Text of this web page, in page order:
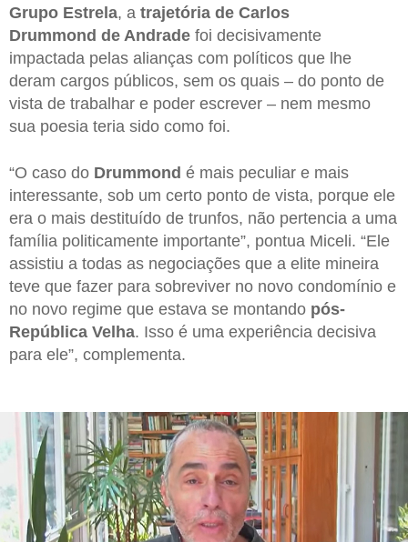
Grupo Estrela, a trajetória de Carlos
Drummond de Andrade foi decisivamente
impactada pelas alianças com políticos que lhe
deram cargos públicos, sem os quais – do ponto de
vista de trabalhar e poder escrever – nem mesmo
sua poesia teria sido como foi.
“O caso do Drummond é mais peculiar e mais
interessante, sob um certo ponto de vista, porque ele
era o mais destituído de trunfos, não pertencia a uma
família politicamente importante”, pontua Miceli. “Ele
assistiu a todas as negociações que a elite mineira
teve que fazer para sobreviver no novo condomínio e
no novo regime que estava se montando pós-
República Velha. Isso é uma experiência decisiva
para ele”, complementa.